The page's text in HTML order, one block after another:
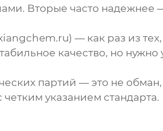
Вторые часто
— как раз из тех,
качество, но нужно
партий — это не обман,
указанием стандарта.